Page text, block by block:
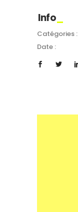
Info
Catégories :
Date :